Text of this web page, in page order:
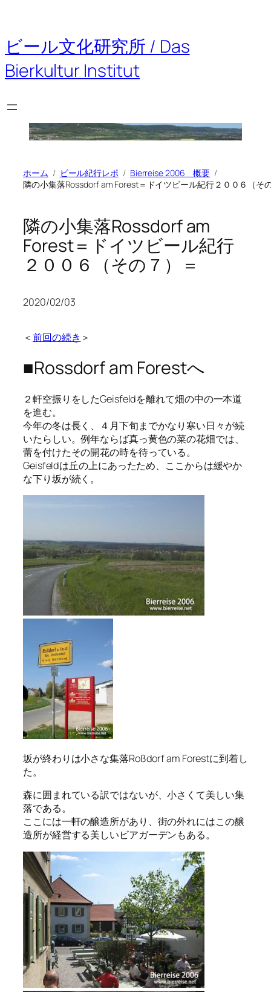
ビール文化研究所 / Das
Bierkultur Institut
ホーム ビール紀行レポ
Bierreise 2006 概要
隣の小集落Rossdorf am Forest＝ドイツビール紀行２００６（そ
隣の小集落Rossdorf am
Forest＝ドイツビール紀行
２００６（その７）＝
2020/02/03
＜前回の続き ＞
■Rossdorf am Forestへ
２軒空振りをしたGeisfeldを離れて畑の中の一本道
を進む。
今年の冬は長く、４月下旬までかなり寒い日々が続
いたらしい。例年ならば真っ黄色の菜の花畑では、
蕾を付けたその開花の時を待っている。
Geisfeldは丘の上にあったため、ここからは緩やか
な下り坂が続く。
坂が終わりは小さな集落Roßdorf am Forestに到着し
た。
森に囲まれている訳ではないが、小さくて美しい集
落である。
ここには一軒の醸造所があり、街の外れにはこの醸
造所が経営する美しいビアガーデンもある。